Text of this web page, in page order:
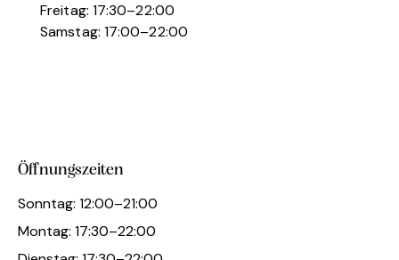
Freitag: 17:30–22:00
Samstag: 17:00–22:00
Öffnungszeiten
Sonntag: 12:00–21:00
Montag: 17:30–22:00